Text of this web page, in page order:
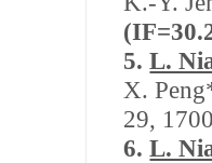
5.L.
X.
29,
6.L.